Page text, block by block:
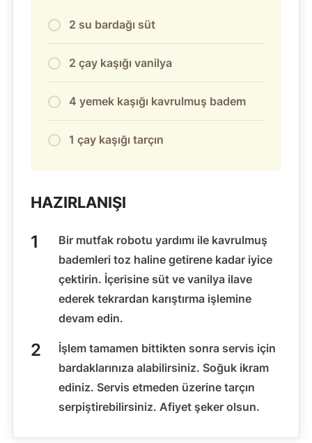
2 su bardağı süt
2 çay kaşığı vanilya
4 yemek kaşığı kavrulmuş badem
1 çay kaşığı tarçın
HAZIRLANIŞI
Bir mutfak robotu yardımı ile kavrulmuş
bademleri toz haline getirene kadar iyice
çektirin. İçerisine süt ve vanilya ilave
ederek tekrardan karıştırma işlemine
devam edin.
İşlem tamamen bittikten sonra servis için
bardaklarınıza alabilirsiniz. Soğuk ikram
ediniz. Servis etmeden üzerine tarçın
serpiştirebilirsiniz. Afiyet şeker olsun.